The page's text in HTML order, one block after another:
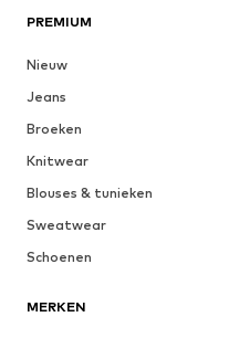
PREMIUM
Nieuw
Jeans
Broeken
Knitwear
Blouses & tunieken
Sweatwear
Schoenen
MERKEN